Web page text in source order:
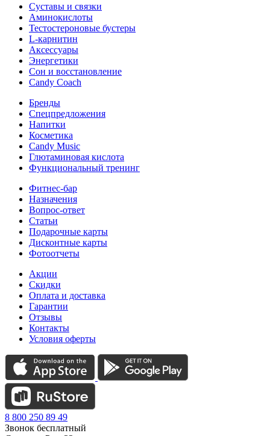
Суставы и связки
Аминокислоты
Тестостероновые бустеры
L-карнитин
Аксессуары
Энергетики
Сон и восстановление
Candy Coach
Бренды
Спецпредложения
Напитки
Косметика
Candy Music
Глютаминовая кислота
Функциональный тренинг
Фитнес-бар
Назначения
Вопрос-ответ
Статьи
Подарочные карты
Дисконтные карты
Фотоотчеты
Акции
Скидки
Оплата и доставка
Гарантии
Отзывы
Контакты
Условия оферты
8 800 250 89 49
Звонок бесплатный